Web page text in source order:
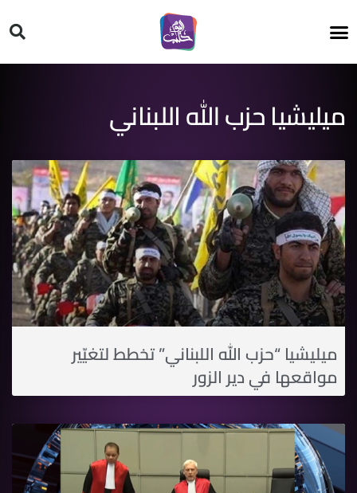
ميليشيا حزب الله اللبناني
ميليشيا “حزب الله اللبناني” تخطط لتغيّير
مواقعها في دير الزور